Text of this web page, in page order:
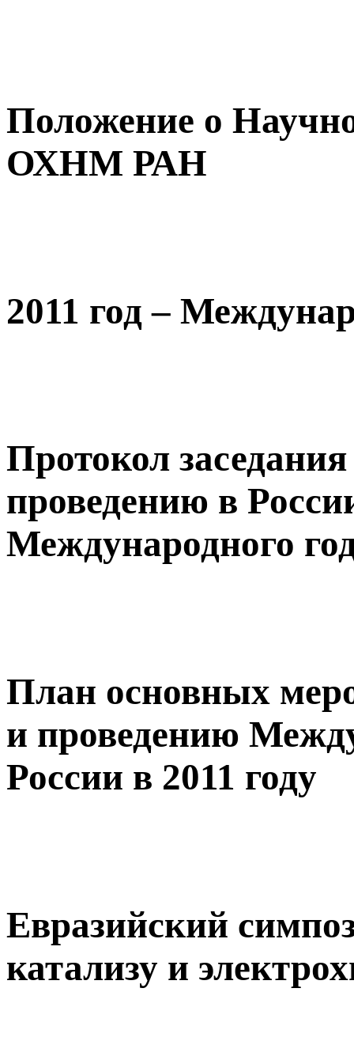
Положение о
ОХНМ РАН
2011 год –
Протокол
проведению в
Международного
План основных
и проведению
России в 2011 году
Евразийский
катализу и